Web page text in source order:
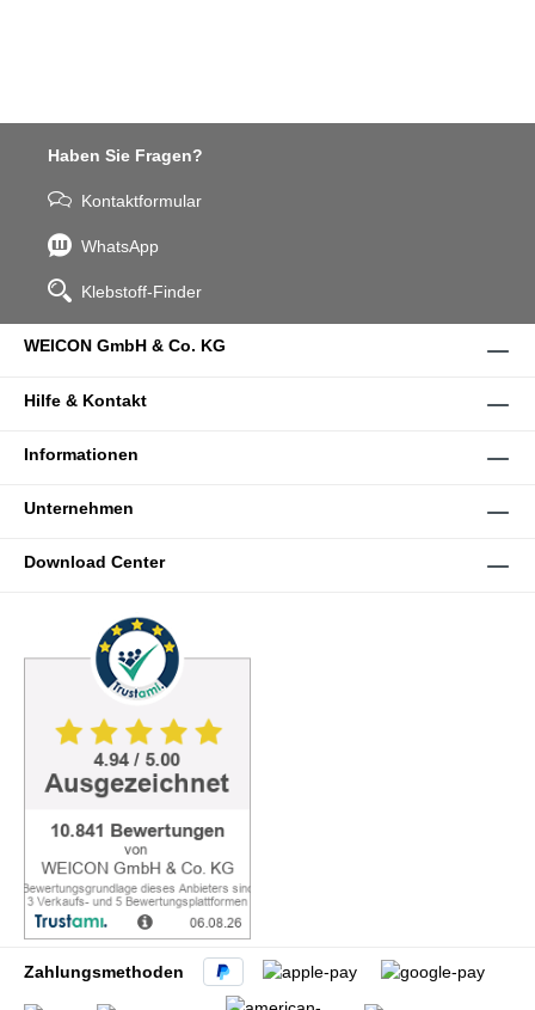
Haben Sie Fragen?
Kontaktformular
WhatsApp
Klebstoff-Finder
WEICON GmbH & Co. KG
Hilfe & Kontakt
Informationen
Unternehmen
Download Center
Zahlungsmethoden